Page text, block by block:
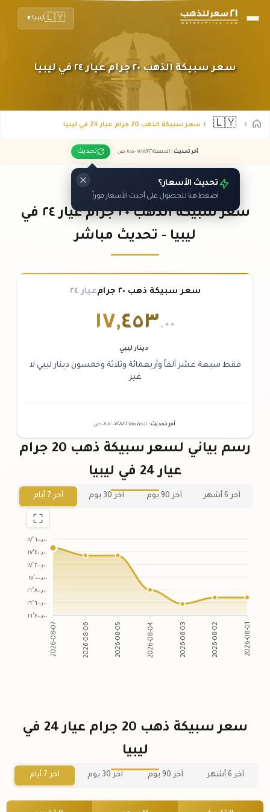
🇱🇾ليبيا ▼
سعر سبيكة الذهب ٢٠ جرام عيار ٢٤ في ليبيا
🇱🇾 سعر سبيكة الذهب 20 جرام عيار 24 في ليبيا
آخر تحديث : الجمعة ٠٧ /٠٨/٢٠٢٦ - ٠٨:٠٥ ص تحديث
تحديث الأسعار؟
اضغط هنا للحصول على أحدث الأسعار فوراً
سعر سبيكة الذهب ٢٠ جرام عيار ٢٤ في
ليبيا - تحديث مباشر
سعر سبيكة ذهب ٢٠ جرام عيار ٢٤
١٧,٤٥٣.٠٠
دينار ليبي
فقط سبعة عشر ألفاً وأربعمائة وثلاثة وخمسون دينار ليبي لا
غير
آخر تحديث : الجمعة ٠٧ /٠٨/٢٠٢٦ - ٠٨:٠٥ ص
رسم بياني لسعر سبيكة ذهب 20 جرام
عيار 24 في ليبيا
آخر 6 أشهر آخر 90 يوم آخر 30 يوم آخر 7 أيام
١٧٬٦٠٠٫٠٠
١٧٬٤٠٠٫٠٠
١٧٬٢٠٠٫٠٠
١٧٬٠٠٠٫٠٠
١٦٬٨٠٠٫٠٠
١٦٬٦٠٠٫٠٠
١٦٬٤٠٠٫٠٠
2026-08-07 2026-08-06 2026-08-05 2026-08-04 2026-08-03 2026-08-02 2026-08-01
سعر سبيكة ذهب 20 جرام عيار 24 في
ليبيا
آخر 6 أشهر آخر 90 يوم آخر 30 يوم آخر 7 أيام